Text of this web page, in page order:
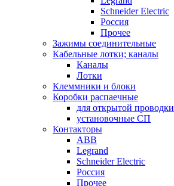
Schneider Electric
Россия
Прочее
Зажимы соединительные
Кабельные лотки; каналы
Каналы
Лотки
Клеммники и блоки
Коробки распаечные
для открытой проводки
установочные СП
Контакторы
ABB
Legrand
Schneider Electric
Россия
Прочее